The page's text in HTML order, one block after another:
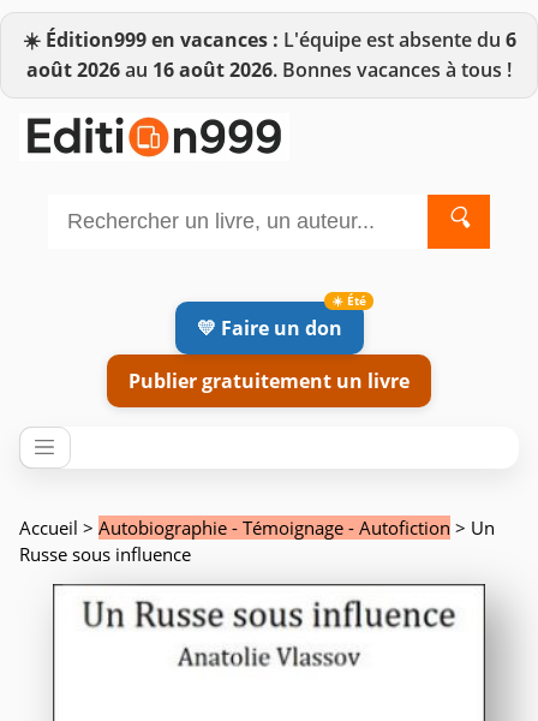
☀️ Édition999 en vacances : L'équipe est absente du 6
août 2026au 16 août 2026. Bonnes vacances à tous !
🔍
💛 Faire un don
Publier gratuitement un livre
Accueil > Autobiographie - Témoignage - Autofiction > Un
Russe sous influence